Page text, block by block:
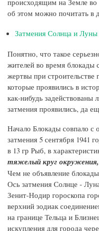
об этом можно почитать в
Затмения Солнца и Луны
Понятно, что такое
жителей во время блокады
жертвы при строительстве
которые проявились в
как-нибудь задействованы
затмения проявились, да
Начало Блокады совпало с
затмения 5 сентября 1941
в 13 гр Рыб, в
тяжелый круг
Чем не объявление
Ось затмения Солнце -
Зенит-Нодир гороскопа
верхний зодиак
на границе Тельца и
искупления для города